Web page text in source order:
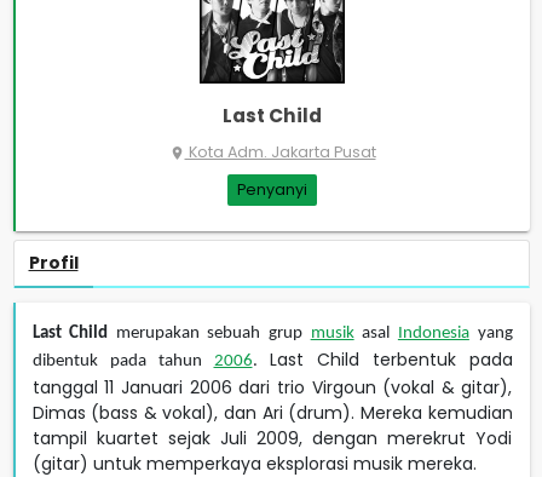
Last Child
place Kota Adm. Jakarta Pusat
Penyanyi
Profil
Last Child merupakan sebuah grup musikasal Indonesiayang
dibentuk pada tahun 2006. Last Child terbentuk pada
tanggal 11 Januari 2006 dari trio Virgoun (vokal & gitar),
Dimas (bass & vokal), dan Ari (drum). Mereka kemudian
tampil kuartet sejak Juli 2009, dengan merekrut Yodi
(gitar) untuk memperkaya eksplorasi musik mereka.